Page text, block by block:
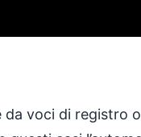
voci di registro